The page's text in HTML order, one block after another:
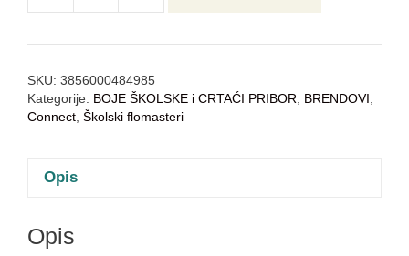
SKU: 3856000484985
Kategorije: BOJE ŠKOLSKE i CRTAĆI PRIBOR BRENDOVI
Connect Školski flomasteri
Opis
Opis